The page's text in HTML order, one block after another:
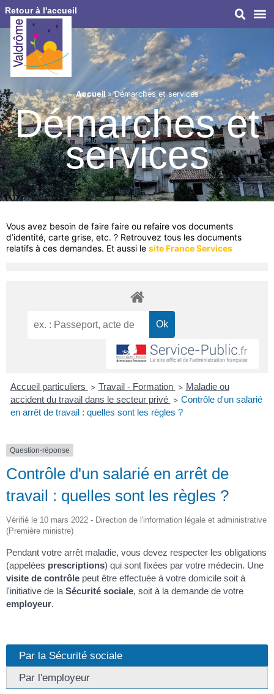
Retour à l'accueil
Accueil»Démarches et services
Démarches et
services
Vous avez besoin de faire faire ou refaire vos documents
d’identité, carte grise, etc. ? Retrouvez tous les documents
relatifs à ces demandes. Et aussi le site France Services
Accueil particuliers > Travail - Formation > Maladie ou
accident du travail dans le secteur privé > Contrôle d'un salarié
en arrêt de travail : quelles sont les règles ?
Question-réponse
Contrôle d'un salarié en arrêt de
travail : quelles sont les règles ?
Vérifié le 10 mars 2022 - Direction de l'information légale et administrative
(Première ministre)
Pendant votre arrêt maladie, vous devez respecter les obligations
(appelées prescriptions) qui sont fixées par votre médecin. Une
visite de contrôle peut être effectuée à votre domicile soit à
l'initiative de la Sécurité sociale, soit à la demande de votre
employeur.
Par la Sécurité sociale
Par l'employeur